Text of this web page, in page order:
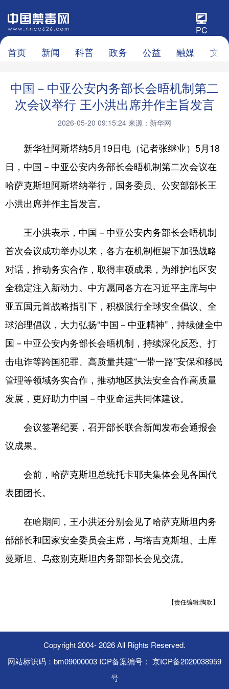
PC
首页 新闻 科普 政务 公益 融媒 文化
中国－中亚公安内务部长会晤机制第二
次会议举行 王小洪出席并作主旨发言
2026-05-20 09:15:24 来源：新华网
新华社阿斯塔纳5月19日电（记者张继业）5月18
日，中国－中亚公安内务部长会晤机制第二次会议在
哈萨克斯坦阿斯塔纳举行，国务委员、公安部部长王
小洪出席并作主旨发言。
王小洪表示，中国－中亚公安内务部长会晤机制
首次会议成功举办以来，各方在机制框架下加强战略
对话，推动务实合作，取得丰硕成果，为维护地区安
全稳定注入新动力。中方愿同各方在习近平主席与中
亚五国元首战略指引下，积极践行全球安全倡议、全
球治理倡议，大力弘扬“中国－中亚精神”，持续健全中
国－中亚公安内务部长会晤机制，持续深化反恐、打
击电诈等跨国犯罪、高质量共建“一带一路”安保和移民
管理等领域务实合作，推动地区执法安全合作高质量
发展，更好助力中国－中亚命运共同体建设。
会议签署纪要，召开部长联合新闻发布会通报会
议成果。
会前，哈萨克斯坦总统托卡耶夫集体会见各国代
表团团长。
在哈期间，王小洪还分别会见了哈萨克斯坦内务
部部长和国家安全委员会主席，与塔吉克斯坦、土库
曼斯坦、乌兹别克斯坦内务部部长会见交流。
【责任编辑:陶欢】
Copyright 2004-2026 All Rights Reserved.
网站标识码：bm09000003 ICP备案编号： 京ICP备2020038959
号